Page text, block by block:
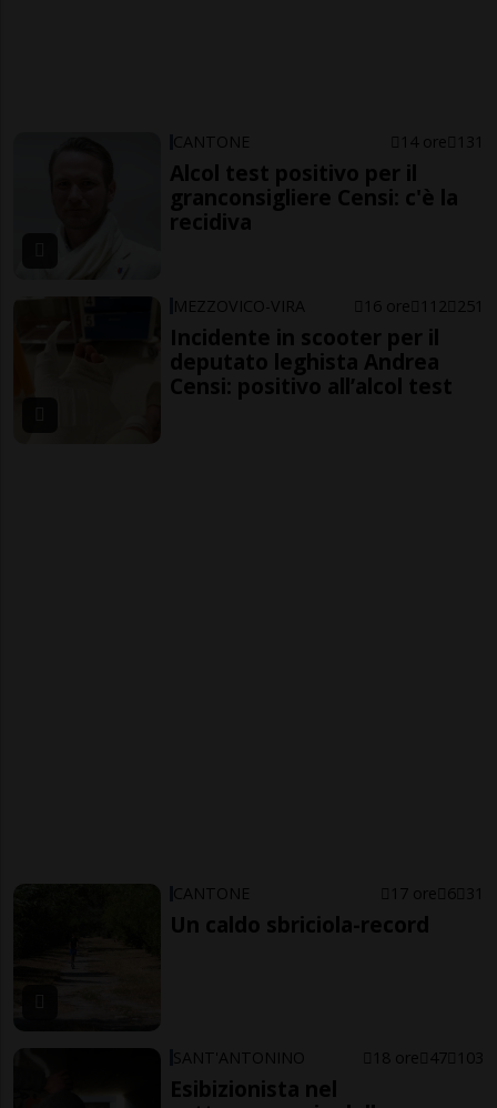
CANTONE 14 ore 131
Alcol test positivo per il
granconsigliere Censi: c'è la
recidiva
MEZZOVICO-VIRA 16 ore 112 251
Incidente in scooter per il
deputato leghista Andrea
Censi: positivo all’alcol test
CANTONE 17 ore 6 31
Un caldo sbriciola-record
SANT'ANTONINO 18 ore 47 103
Esibizionista nel